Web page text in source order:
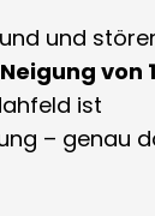
und
Neigung von
ist
– genau